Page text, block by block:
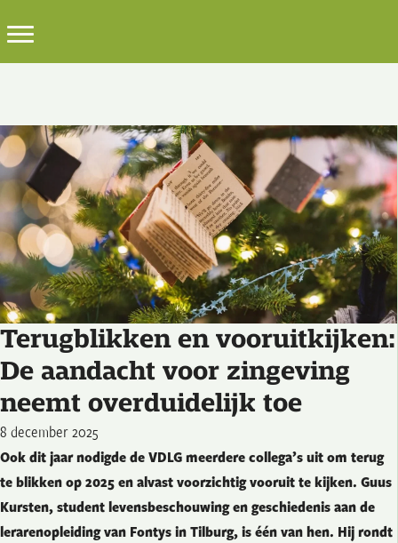
Terugblikken en vooruitkijken:
De aandacht voor zingeving
neemt overduidelijk toe
8 december 2025
Ook dit jaar nodigde de VDLG meerdere collega’s uit om terug
te blikken op 2025 en alvast voorzichtig vooruit te kijken. Guus
Kursten, student levensbeschouwing en geschiedenis aan de
lerarenopleiding van Fontys in Tilburg, is één van hen. Hij rondt